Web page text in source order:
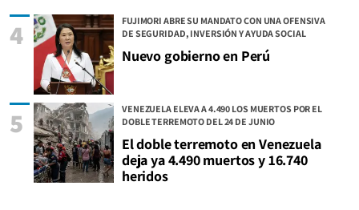
FUJIMORI ABRE SU MANDATO CON UNA OFENSIVA
DE SEGURIDAD, INVERSIÓN Y AYUDA SOCIAL
Nuevo gobierno en Perú
4
VENEZUELA ELEVA A 4.490 LOS MUERTOS POR EL
DOBLE TERREMOTO DEL 24 DE JUNIO
El doble terremoto en Venezuela
deja ya 4.490 muertos y 16.740
heridos
5